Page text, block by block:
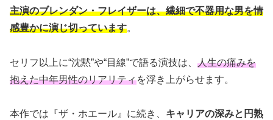
主演のブレンダン・フレイザーは、繊細で不器用な男を情
感豊かに演じ切っています。
セリフ以上に“沈黙”や“目線”で語る演技は、 人生の痛みを
抱えた中年男性のリアリティを浮き上がらせます。
本作では『ザ・ホエール』に続き、 キャリアの深みと円熟